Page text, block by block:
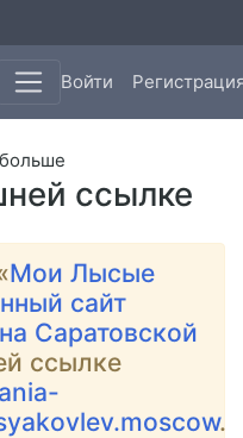
Войти
ссылке
Мои Лысые
сайт
Саратовской
ссылке
.